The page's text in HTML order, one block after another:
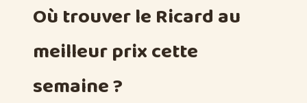
Où trouver le Ricard au
meilleur prix cette
semaine ?